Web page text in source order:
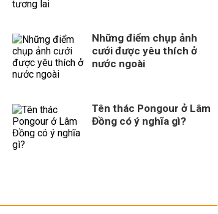
Những điểm chụp ảnh
cưới được yêu thích ở
nước ngoài
Tên thác Pongour ở Lâm
Đồng có ý nghĩa gì?